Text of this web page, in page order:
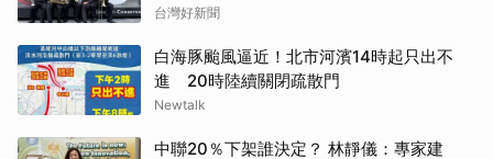
台灣好新聞
白海豚颱風逼近！北市河濱14時起只出不
進 20時陸續關閉疏散門
Newtalk
中聯20％下架誰決定？ 林靜儀：專家建